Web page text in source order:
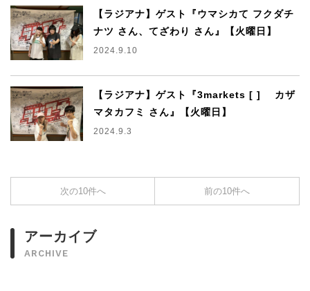
【ラジアナ】ゲスト『ウマシカて フクダチ
ナツ さん、てざわり さん』【火曜日】
2024.9.10
【ラジアナ】ゲスト『3markets [ ] カザ
マタカフミ さん』【火曜日】
2024.9.3
次の10件へ 前の10件へ
アーカイブ
ARCHIVE